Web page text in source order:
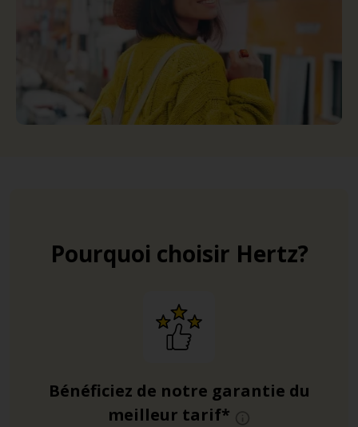
Pourquoi choisir Hertz?
Bénéficiez de notre garantie du
meilleur tarif*